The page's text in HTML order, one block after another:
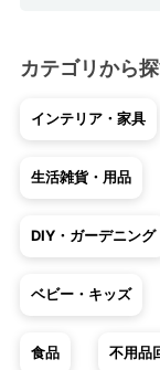
カテゴリから
インテリア・家具
生活雑貨・用品
DIY・ガーデニング
ベビー・キッズ
食品 不用品